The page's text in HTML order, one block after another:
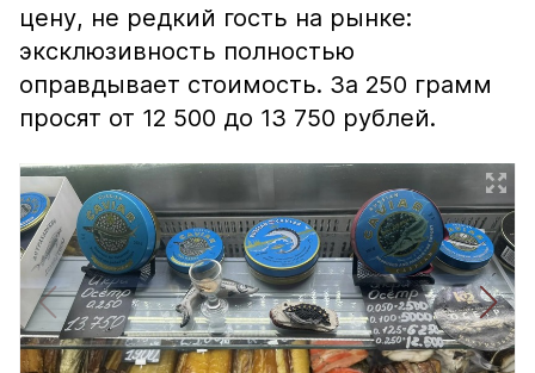
цену, не редкий гость на рынке:
эксклюзивность полностью
оправдывает стоимость. За 250 грамм
просят от 12 500 до 13 750 рублей.